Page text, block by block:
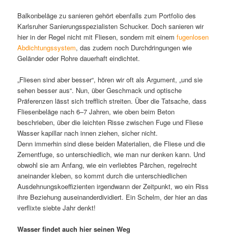
Balkonbeläge zu sanieren gehört ebenfalls zum Portfolio des
Karlsruher Sanierungsspezialisten Schucker. Doch sanieren wir
hier in der Regel nicht mit Fliesen, sondern mit einemfugenlosen
Abdichtungssystem, das zudem noch Durchdringungen wie
Geländer oder Rohre dauerhaft eindichtet.
„Fliesen sind aber besser“, hören wir oft als Argument, „und sie
sehen besser aus“. Nun, über Geschmack und optische
Präferenzen lässt sich trefflich streiten. Über die Tatsache, dass
Fliesenbeläge nach 6–7 Jahren, wie oben beim Beton
beschrieben, über die leichten Risse zwischen Fuge und Fliese
Wasser kapillar nach innen ziehen, sicher nicht.
Denn immerhin sind diese beiden Materialien, die Fliese und die
Zementfuge, so unterschiedlich, wie man nur denken kann. Und
obwohl sie am Anfang, wie ein verliebtes Pärchen, regelrecht
aneinander kleben, so kommt durch die unterschiedlichen
Ausdehnungskoeffizienten irgendwann der Zeitpunkt, wo ein Riss
ihre Beziehung auseinanderdividiert. Ein Schelm, der hier an das
verflixte siebte Jahr denkt!
Wasser findet auch hier seinen Weg